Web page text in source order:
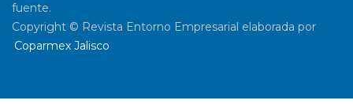
fuente.
Copyright © Revista Entorno Empresarial elaborada por
Coparmex Jalisco